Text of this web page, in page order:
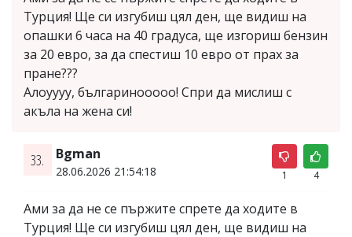
Турция! Ще си изгубиш цял ден, ще видиш на
опашки 6 часа на 40 градуса, ще изгориш бензин
за 20 евро, за да спестиш 10 евро от прах за
пране???
Алоуууу, българинооооо! Спри да мислиш с
акъла на жена си!
33. Bgman
28.06.2026 21:54:18 1 4
Ами за да не се пържите спрете да ходите в
Турция! Ще си изгубиш цял ден, ще видиш на